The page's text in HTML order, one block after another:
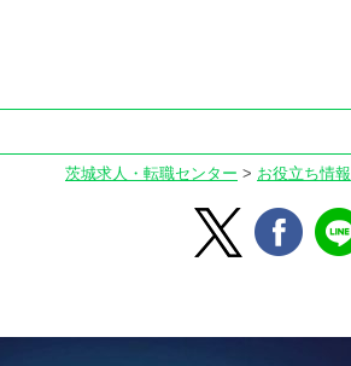
茨城求人・転職センター > お役立ち情報